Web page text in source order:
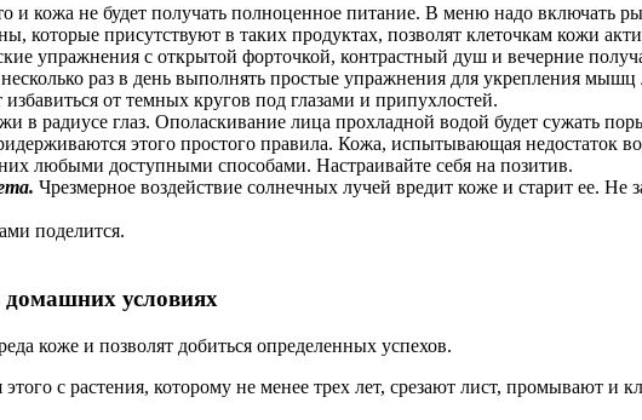
и кожа не будет получать полноценное питание. В меню надо включать
присутствуют в таких продуктах, позволят клеточкам кожи
упражнения с открытой форточкой, контрастный душ и вечерние
раз в день выполнять простые упражнения для укрепления мышц
от темных кругов под глазами и припухлостей.
в радиусе глаз. Ополаскивание лица прохладной водой будет сужать
этого простого правила. Кожа, испытывающая недостаток
любыми доступными способами. Настраивайте себя на позитив.
Чрезмерное воздействие солнечных лучей вредит коже и старит ее. Не
поделится.
условиях
коже и позволят добиться определенных успехов.
с растения, которому не менее трех лет, срезают лист, промывают и